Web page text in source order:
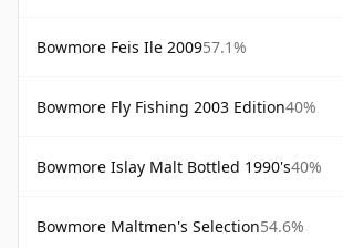
Bowmore Feis Ile 200957.1%
Bowmore Fly Fishing 2003 Edition40%
Bowmore Islay Malt Bottled 1990's40%
Bowmore Maltmen's Selection54.6%